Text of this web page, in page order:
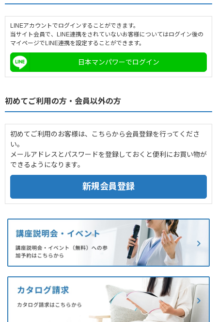
LINEアカウントでログインすることができます。
当サイト会員で、LINE連携をされていないお客様についてはログイン後の
マイページでLINE連携を設定することができます。
日本マンパワーでログイン
初めてご利用の方・会員以外の方
初めてご利用のお客様は、こちらから会員登録を行ってくださ
い。
メールアドレスとパスワードを登録しておくと便利にお買い物が
できるようになります。